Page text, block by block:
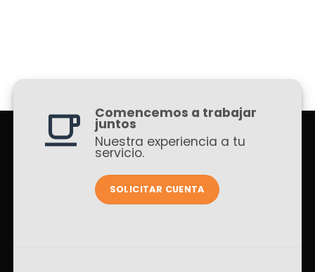
Comencemos a trabajar
juntos
Nuestra experiencia a tu
servicio.
SOLICITAR CUENTA